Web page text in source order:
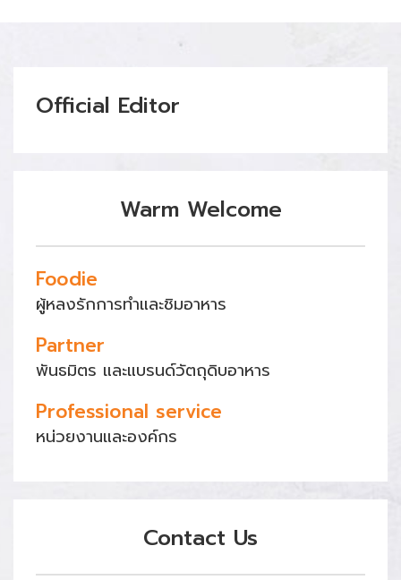
Official Editor
Warm Welcome
Foodie
ผู้หลงรักการทำและชิมอาหาร
Partner
พันธมิตร และแบรนด์วัตถุดิบอาหาร
Professional service
หน่วยงานและองค์กร
Contact Us